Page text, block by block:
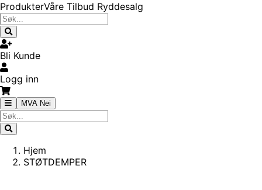
ProdukterVåre Tilbud Ryddesalg
Bli Kunde
Logg inn
MVA Nei
Hjem
STØTDEMPER